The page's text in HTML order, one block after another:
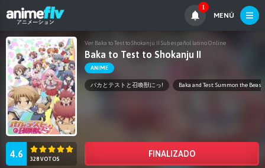
1
MENÚ
Ver Baka to Test to Shokanju II Sub español latino Online
Baka to Test to Shokanju II
ANIME
バカとテストと召喚獣にっ! Baka and Test: Summon the
4.6 328 VOTOS
FINALIZADO